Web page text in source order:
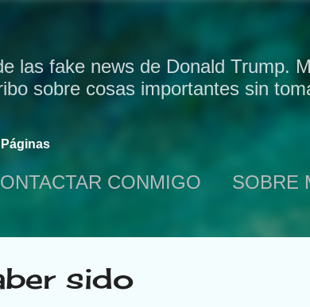
las fake news de Donald Trump.
sobre cosas importantes sin
Páginas
CONMIGO SOBRE
sido